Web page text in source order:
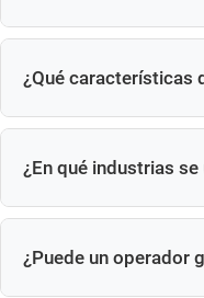
Sí, personalizado
¿Qué características
Tapa completamente
¿En qué industrias
Automoción,
¿Puede un operador